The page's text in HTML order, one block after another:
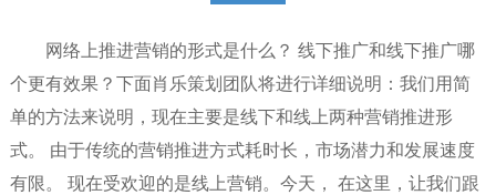
网络上推进营销的形式是什么？ 线下推广和线下推广哪
个更有效果？下面肖乐策划团队将进行详细说明：我们用简
单的方法来说明，现在主要是线下和线上两种营销推进形
式。 由于传统的营销推进方式耗时长，市场潜力和发展速度
有限。 现在受欢迎的是线上营销。今天， 在这里，让我们跟